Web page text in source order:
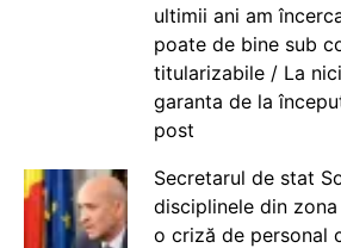
ultimii ani am
poate de bine sub
titularizabile / La
garanta de la
post
Secretarul de stat
disciplinele din
o criză de personal